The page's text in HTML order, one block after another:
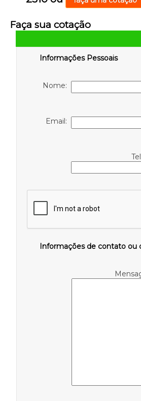
Faça sua cotação
Informações Pessoais
Nome:
Email:
Informações de contato ou